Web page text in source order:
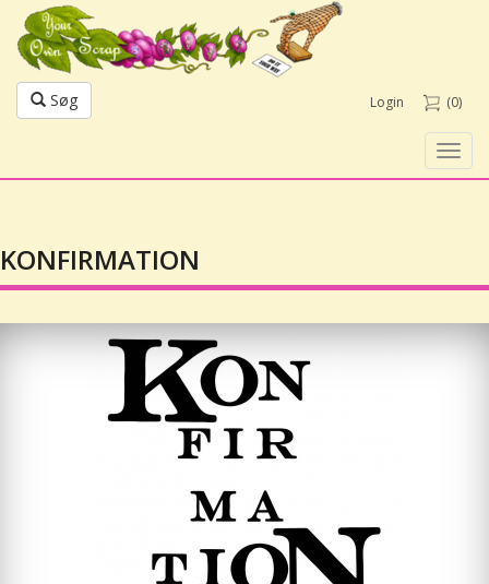
Søg Login (0)
KONFIRMATION